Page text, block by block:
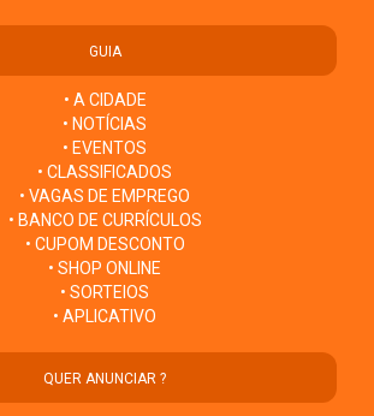
GUIA
• A CIDADE
• NOTÍCIAS
• EVENTOS
• CLASSIFICADOS
• VAGAS DE EMPREGO
• BANCO DE CURRÍCULOS
• CUPOM DESCONTO
• SHOP ONLINE
• SORTEIOS
• APLICATIVO
QUER ANUNCIAR ?